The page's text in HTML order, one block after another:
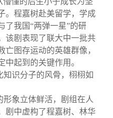
。程嘉树赴美留学，学成
了我国“两弹一星”的研
该剧表现了联大中一批共
亡图存运动的英雄群像，
中起到的关键作用。
知识分子的风骨，栩栩如
象立体鲜活，剧组在人
剧中虚构了程嘉树、林华